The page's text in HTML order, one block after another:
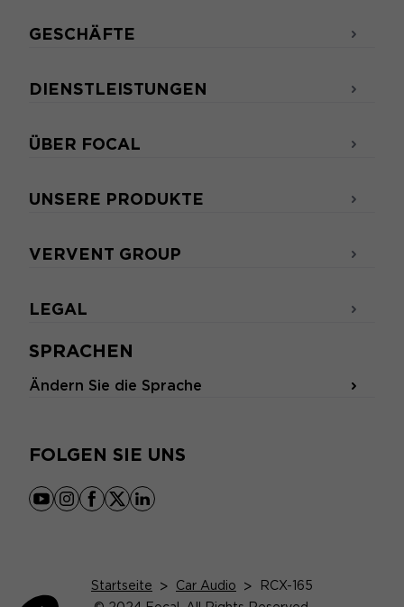
SPRACHEN
Ändern Sie die Sprache
FOLGEN SIE UNS
youtube
instagram
facebook
x linkedin
GESCHÄFTE
DIENSTLEISTUNGEN
ÜBER FOCAL
UNSERE PRODUKTE
VERVENT GROUP
LEGAL
Startseite > Car Audio >
RCX-165